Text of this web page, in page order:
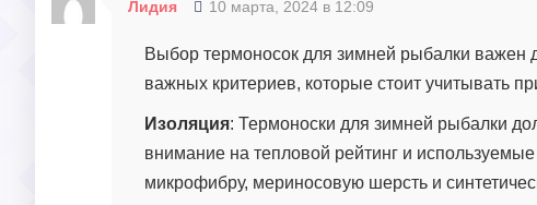
Лидия 10 марта, 2024 в 12:09
Выбор термоносок для зимней рыбалки важен
важных критериев, которые стоит учитывать
Изоляция: Термоноски для зимней рыбалки
внимание на тепловой рейтинг и
микрофибру, мериносовую шерсть и